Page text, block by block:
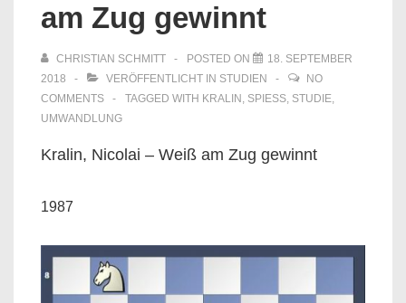
am Zug gewinnt
CHRISTIAN SCHMITT POSTED ON
18. SEPTEMBER
2018
VERÖFFENTLICHT IN STUDIEN
NO
COMMENTS
TAGGED WITH KRALIN , SPIESS , STUDIE,
UMWANDLUNG
Kralin, Nicolai – Weiß am Zug gewinnt
1987